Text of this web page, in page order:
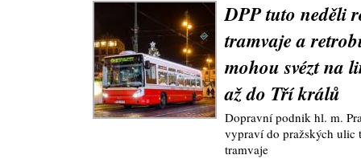
DPP tuto neděli
tramvaje a
mohou svézt na
až do Tří králů
Dopravní podnik hl. m.
vypraví do pražských ulic
tramvaje